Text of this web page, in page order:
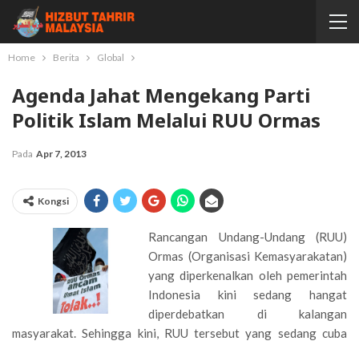
Home Berita Global
Agenda Jahat Mengekang Parti
Politik Islam Melalui RUU Ormas
Pada Apr 7, 2013
Kongsi
Rancangan Undang-Undang (RUU)
Ormas (Organisasi Kemasyarakatan)
yang diperkenalkan oleh pemerintah
Indonesia kini sedang hangat
diperdebatkan di kalangan
masyarakat. Sehingga kini, RUU tersebut yang sedang cuba